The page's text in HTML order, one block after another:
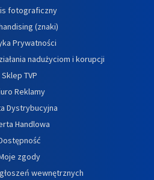
fotograficzny
(znaki)
Prywatności
nadużyciom i korupcji
Sklep TVP
Reklamy
Dystrybucyjna
Handlowa
zgody
wewnętrznych